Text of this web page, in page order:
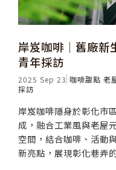
岸岌咖啡│舊廠新
青年採訪
2025 Sep 23 咖啡甜點 老
採訪
岸岌咖啡隱身於彰化市
成，融合工業風與老屋
空間，結合咖啡、活動
新亮點，展現彰化巷弄